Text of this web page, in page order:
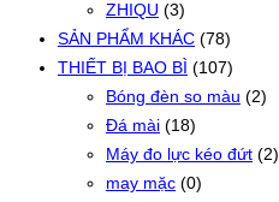
ZHIQU (3)
SẢN PHẨM KHÁC (78)
THIẾT BỊ BAO BÌ (107)
Bóng đèn so màu (2)
Đá mài (18)
Máy đo lực kéo đứt (2)
may mặc (0)